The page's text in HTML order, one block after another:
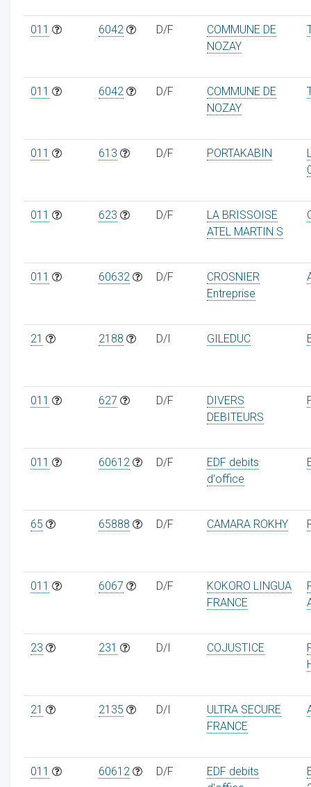
011 6042 D/F
COMMUNE DE
NOZAY
011 6042 D/F
COMMUNE DE
NOZAY
011 613 D/F PORTAKABIN
011 623 D/F
LA BRISSOISE
ATEL MARTIN S
011 60632 D/F
CROSNIER
Entreprise
21 2188 D/I GILEDUC
011 627 D/F
DIVERS
DEBITEURS
011 60612 D/F
EDF debits
d'office
65 65888 D/F CAMARA ROKHY
011 6067 D/F
KOKORO LINGUA
FRANCE
23 231 D/I COJUSTICE
21 2135 D/I
ULTRA SECURE
FRANCE
011 60612 D/F
EDF debits